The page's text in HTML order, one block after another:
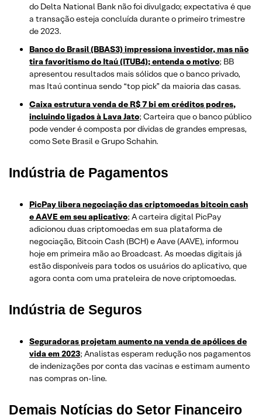
do Delta National Bank não foi divulgado; expectativa é que
a transação esteja concluída durante o primeiro trimestre
de 2023.
Banco do Brasil (BBAS3) impressiona investidor, mas não
tira favoritismo do Itaú (ITUB4); entenda o motivo; BB
apresentou resultados mais sólidos que o banco privado,
mas Itaú continua sendo “top pick” da maioria das casas.
Caixa estrutura venda de R$ 7 bi em créditos podres,
incluindo ligados à Lava Jato; Carteira que o banco público
pode vender é composta por dívidas de grandes empresas,
como Sete Brasil e Grupo Schahin.
Indústria de Pagamentos
PicPay libera negociação das criptomoedas bitcoin cash
e AAVE em seu aplicativo; A carteira digital PicPay
adicionou duas criptomoedas em sua plataforma de
negociação, Bitcoin Cash (BCH) e Aave (AAVE), informou
hoje em primeira mão ao Broadcast. As moedas digitais já
estão disponíveis para todos os usuários do aplicativo, que
agora conta com uma prateleira de nove criptomoedas.
Indústria de Seguros
Seguradoras projetam aumento na venda de apólices de
vida em 2023; Analistas esperam redução nos pagamentos
de indenizações por conta das vacinas e estimam aumento
nas compras on-line.
Demais Notícias do Setor Financeiro